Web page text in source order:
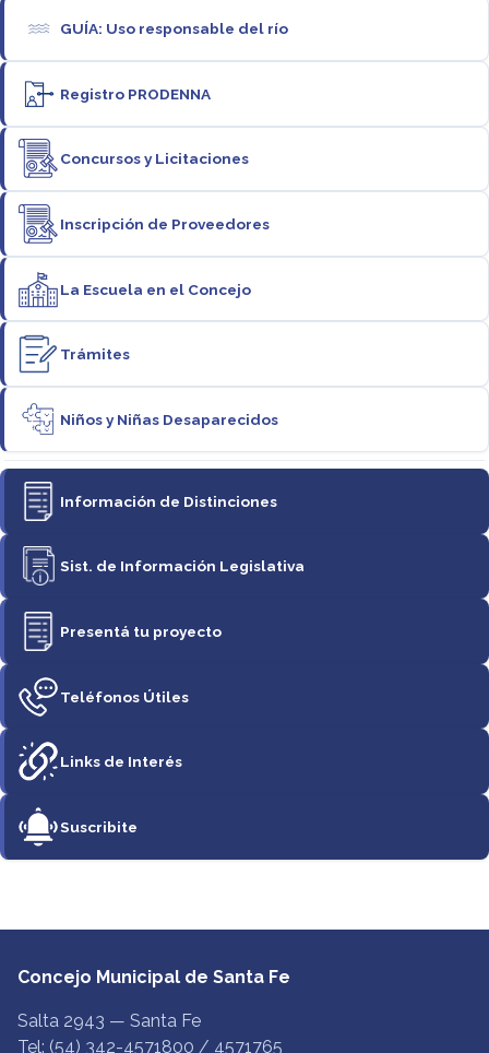
GUÍA: Uso responsable del río
Registro PRODENNA
Concursos y Licitaciones
Inscripción de Proveedores
La Escuela en el Concejo
Trámites
Niños y Niñas Desaparecidos
Información de Distinciones
Sist. de Información Legislativa
Presentá tu proyecto
Teléfonos Útiles
Links de Interés
Suscribite
Concejo Municipal de Santa Fe
Salta 2943 — Santa Fe
Tel: (54) 342-4571800 / 4571765